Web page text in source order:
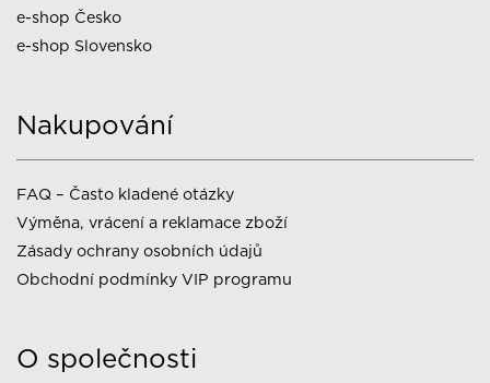
e-shop Česko
e-shop Slovensko
Nakupování
FAQ – Často kladené otázky
Výměna, vrácení a reklamace zboží
Zásady ochrany osobních údajů
Obchodní podmínky VIP programu
O společnosti